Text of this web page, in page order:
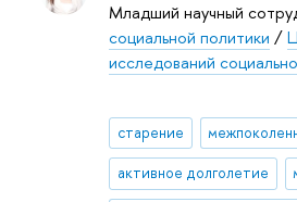
Младший научный
социальной политики /
исследований
старение
активное долголетие